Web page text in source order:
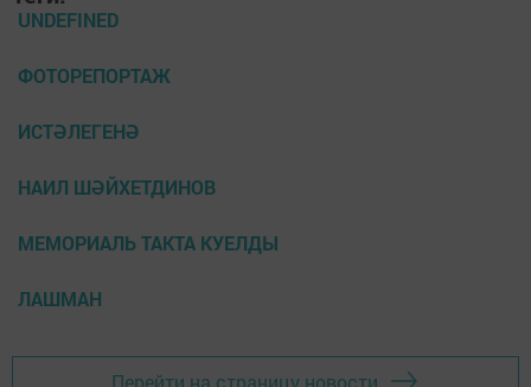
UNDEFINED
ФОТОРЕПОРТАЖ
ИСТӘЛЕГЕНӘ
НАИЛ ШӘЙХЕТДИНОВ
МЕМОРИАЛЬ ТАКТА КУЕЛДЫ
ЛАШМАН
Перейти на страницу новости